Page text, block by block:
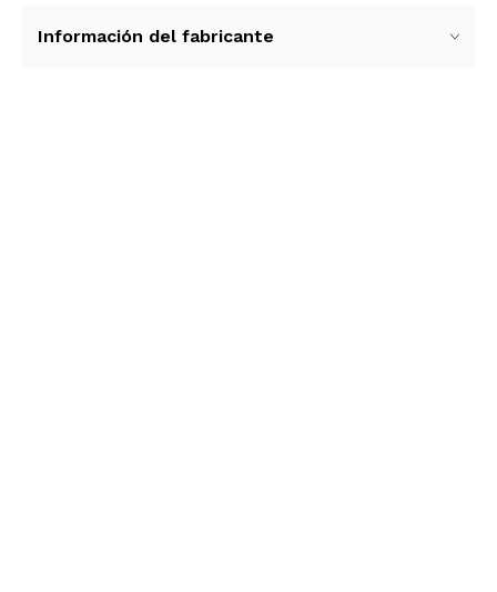
Disfruta de una vision nitida y sin reflejos
Información del fabricante